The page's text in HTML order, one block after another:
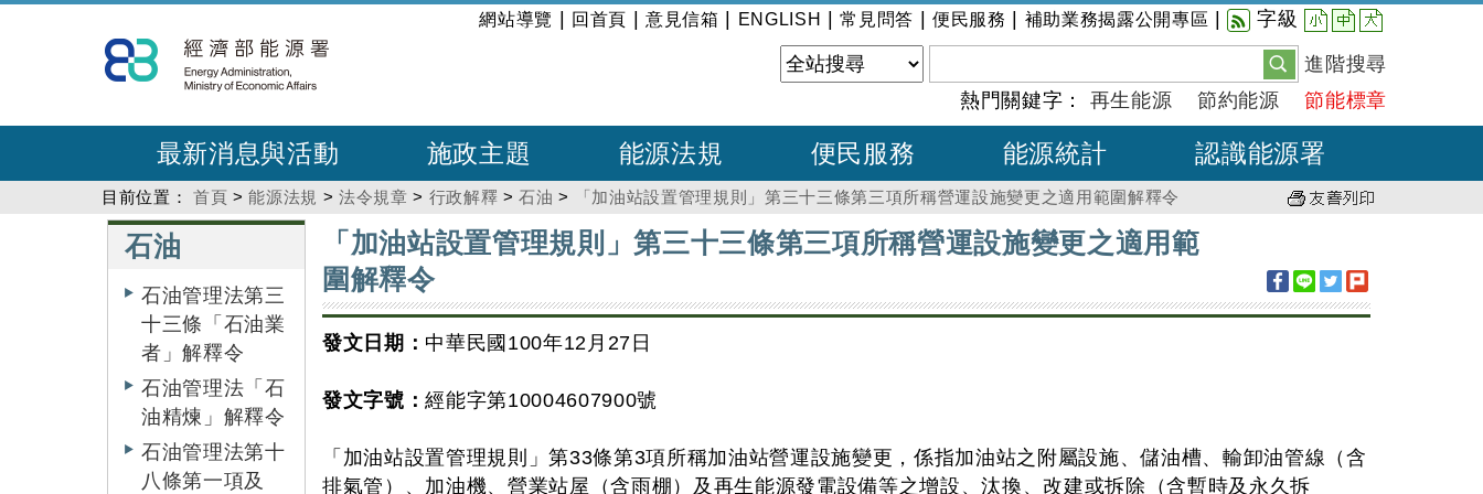
到
主
內
:::
網站導覽 回首頁 意見信箱 ENGLISH |常見問答 便民服務 補助業務揭露公開專區 字級 小 中 大
進階搜尋
熱門關鍵字： 再生能源 節約能源 節能標章
最新消息與活動 施政主題 能源法規 便民服務 能源統計 認識能源署
目前位置： 首頁 >能源法規 >法令規章 > 行政解釋 >石油 > 「加油站設置管理規則」第三十三條第三項所稱營運設施變更之適用範圍解釋令
石油
石油管理法第三
十三條「石油業
者」解釋令
石油管理法「石
油精煉」解釋令
石油管理法第十
八條第一項及
:::
「加油站設置管理規則」第三十三條第三項所稱營運設施變更之適用範
圍解釋令
發文日期： 中華民國100年12月27日
發文字號：經能字第10004607900號
「加油站設置管理規則」第33條第3項所稱加油站營運設施變更，係指加油站之附屬設施、儲油槽、輸卸油管線（含
排氣管）、加油機、營業站屋（含雨棚）及再生能源發電設備等之增設、汰換、改建或拆除（含暫時及永久拆